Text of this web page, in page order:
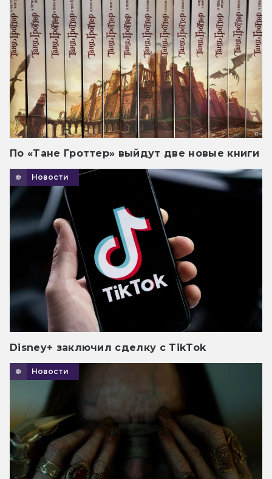
По «Тане Гроттер» выйдут две новые книги
Новости
Disney+ заключил сделку с TikTok
Новости